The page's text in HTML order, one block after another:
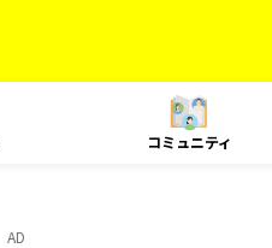
コミュニティ
AD